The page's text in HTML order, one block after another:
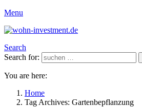
Menu
Search
Search for:
You are here:
Home
Tag Archives: Gartenbepflanzung